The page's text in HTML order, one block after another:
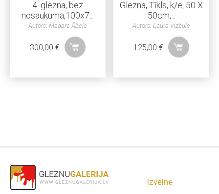
4. glezna, bez
nosaukuma,100x7...
Autors: Madara Ābele
300,00 €
Glezna, Tīkls, k/e, 50 X
50cm,...
Autors: Laura Vizbule
125,00€
Izvēlne